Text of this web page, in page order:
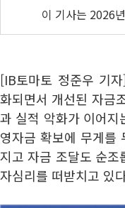
이 기사는 2026
[IB토마토 정준우 기
화되면서 개선된 자금
과 실적 악화가 이어
영자금 확보에 무게를
지고 자금 조달도 순
자심리를 떠받치고 있